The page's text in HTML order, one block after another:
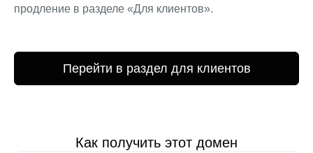
продление в разделе «Для клиентов».
Перейти в раздел для клиентов
Как получить этот домен